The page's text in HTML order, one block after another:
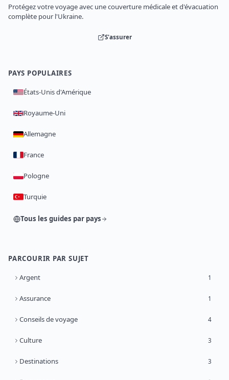
Protégez votre voyage avec une couverture médicale et d'évacuation
complète pour l'Ukraine.
S'assurer
PAYS POPULAIRES
États-Unis d'Amérique
Royaume-Uni
Allemagne
France
Pologne
Turquie
Tous les guides par pays
PARCOURIR PAR SUJET
Argent 1
Assurance 1
Conseils de voyage 4
Culture 3
Destinations 3